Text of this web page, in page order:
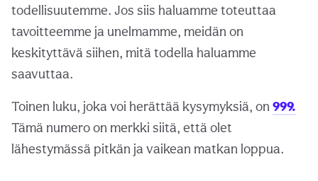
todellisuutemme. Jos siis haluamme toteuttaa
tavoitteemme ja unelmamme, meidän on
keskityttävä siihen, mitä todella haluamme
saavuttaa.
Toinen luku, joka voi herättää kysymyksiä, on 999.
Tämä numero on merkki siitä, että olet
lähestymässä pitkän ja vaikean matkan loppua.